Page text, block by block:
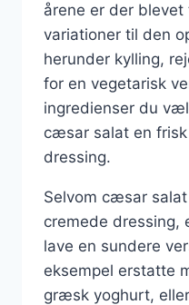
årene er der
variationer til den
herunder kylling,
for en vegetarisk
ingredienser du
cæsar salat en
dressing.
Selvom cæsar
cremede dressing,
lave en sundere
eksempel erstatte
græsk yoghurt,